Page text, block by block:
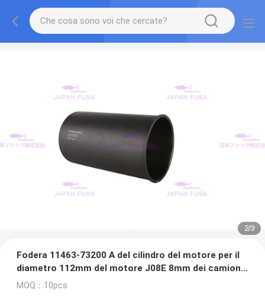
2/3
Fodera 11463-73200 A del cilindro del motore per il
diametro 112mm del motore J08E 8mm dei camion
di HINO
MOQ：10pcs